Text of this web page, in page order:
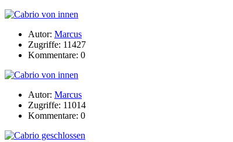
Autor: Marcus
Zugriffe: 11427
Kommentare: 0
Autor: Marcus
Zugriffe: 11014
Kommentare: 0